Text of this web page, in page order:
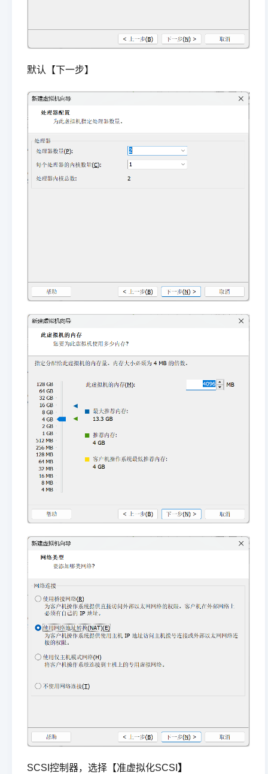
默认【下一步】
SCSI控制器，选择【准虚拟化SCSI 】